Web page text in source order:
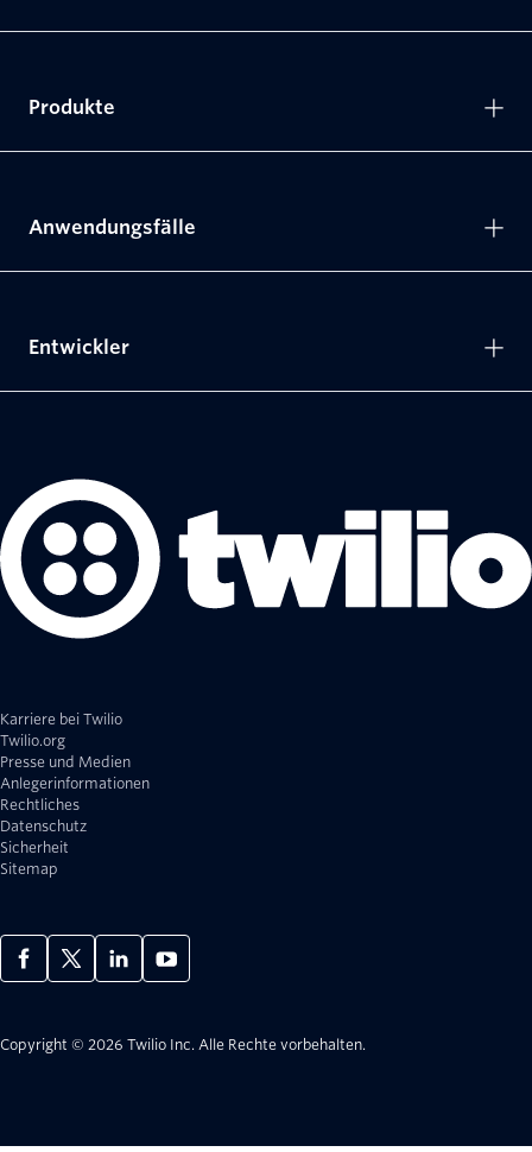
Karriere bei Twilio
Twilio.org
Presse und Medien
Anlegerinformationen
Rechtliches
Datenschutz
Sicherheit
Sitemap
Copyright © 2026 Twilio Inc. Alle Rechte vorbehalten.
Produkte
Anwendungsfälle
Entwickler